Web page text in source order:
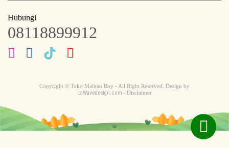
Hubungi
08118899912
Copyright © Toko Mainan Boy - All Right Reserved. Design by
LaWavedesign.com - Disclaimer